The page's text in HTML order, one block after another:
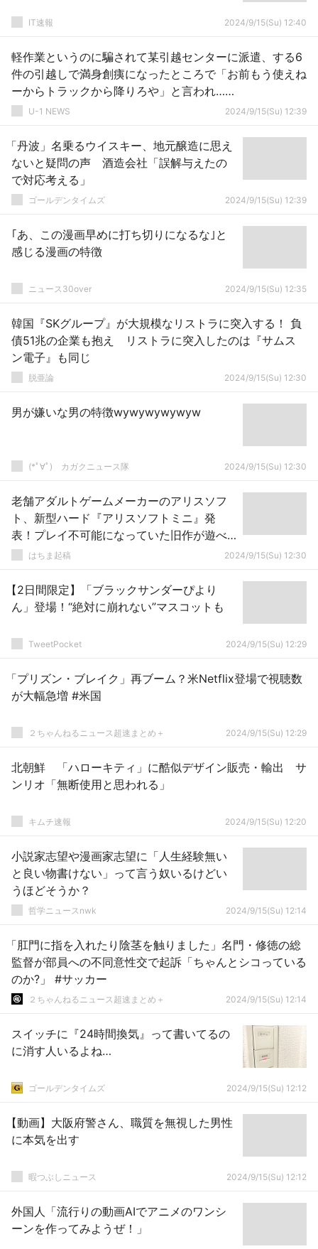
IT速報 2024/9/15(Su) 12:40
軽作業というのに騙されて某引越センターに派遣、する6
件の引越しで満身創痍になったところで「お前もう使えね
ーからトラックから降りろや」と言われ……
U-1 NEWS 2024/9/15(Su) 12:39
「丹波」名乗るウイスキー、地元醸造に思え
ないと疑問の声 酒造会社「誤解与えたの
で対応考える」
ゴールデンタイムズ 2024/9/15(Su) 12:39
｢あ、この漫画早めに打ち切りになるな｣と
感じる漫画の特徴
ニュース30over 2024/9/15(Su) 12:35
韓国『SKグループ』が大規模なリストラに突入する！ 負
債51兆の企業も抱え リストラに突入したのは『サムス
ン電子』も同じ
脱亜論 2024/9/15(Su) 12:30
男が嫌いな男の特徴wywywywywyw
(*ﾟ∀ﾟ)ゞカガクニュース隊 2024/9/15(Su) 12:30
老舗アダルトゲームメーカーのアリスソフ
ト、新型ハード『アリスソフトミニ』発
表！プレイ不可能になっていた旧作が遊べ
るように！？
はちま起稿 2024/9/15(Su) 12:30
【2日間限定】「ブラックサンダーぴより
ん」登場！“絶対に崩れない”マスコットも
TweetPocket 2024/9/15(Su) 12:29
「プリズン・ブレイク」再ブーム？米Netflix登場で視聴数
が大幅急増 #米国
２ちゃんねるニュース超速まとめ＋ 2024/9/15(Su) 12:29
北朝鮮 「ハローキティ」に酷似デザイン販売・輸出 サ
ンリオ「無断使用と思われる」
キムチ速報 2024/9/15(Su) 12:20
小説家志望や漫画家志望に「人生経験無い
と良い物書けない」って言う奴いるけどい
うほどそうか？
哲学ニュースnwk 2024/9/15(Su) 12:14
「肛門に指を入れたり陰茎を触りました」名門・修徳の総
監督が部員への不同意性交で起訴「ちゃんとシコっている
のか?」 #サッカー
２ちゃんねるニュース超速まとめ＋ 2024/9/15(Su) 12:14
スイッチに『24時間換気』って書いてるの
に消す人いるよね…
ゴールデンタイムズ 2024/9/15(Su) 12:12
【動画】大阪府警さん、職質を無視した男性
に本気を出す
暇つぶしニュース 2024/9/15(Su) 12:12
外国人「流行りの動画AIでアニメのワンシ
ーンを作ってみようぜ！」